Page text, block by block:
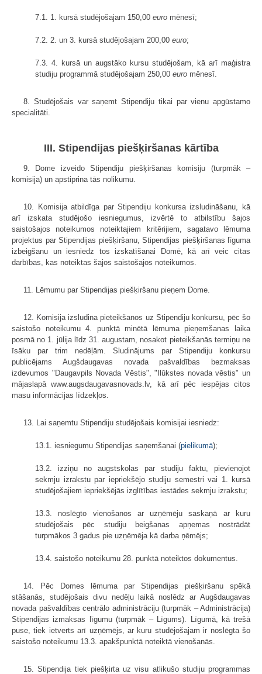
7.1. 1. kursā studējošajam 150,00 euro mēnesī;
7.2. 2. un 3. kursā studējošajam 200,00 euro;
7.3. 4. kursā un augstāko kursu studējošam, kā arī maģistra
studiju programmā studējošajam 250,00 euro mēnesī.
8. Studējošais var saņemt Stipendiju tikai par vienu apgūstamo
specialitāti.
III. Stipendijas piešķiršanas kārtība
9. Dome izveido Stipendiju piešķiršanas komisiju (turpmāk –
komisija) un apstiprina tās nolikumu.
10. Komisija atbildīga par Stipendiju konkursa izsludināšanu, kā
arī izskata studējošo iesniegumus, izvērtē to atbilstību šajos
saistošajos noteikumos noteiktajiem kritērijiem, sagatavo lēmuma
projektus par Stipendijas piešķiršanu, Stipendijas piešķiršanas līguma
izbeigšanu un iesniedz tos izskatīšanai Domē, kā arī veic citas
darbības, kas noteiktas šajos saistošajos noteikumos.
11. Lēmumu par Stipendijas piešķiršanu pieņem Dome.
12. Komisija izsludina pieteikšanos uz Stipendiju konkursu, pēc šo
saistošo noteikumu 4. punktā minētā lēmuma pieņemšanas laika
posmā no 1. jūlija līdz 31. augustam, nosakot pieteikšanās termiņu ne
īsāku par trim nedēļām. Sludinājums par Stipendiju konkursu
publicējams Augšdaugavas novada pašvaldības bezmaksas
izdevumos "Daugavpils Novada Vēstis", "Ilūkstes novada vēstis" un
mājaslapā www.augsdaugavasnovads.lv, kā arī pēc iespējas citos
masu informācijas līdzekļos.
13. Lai saņemtu Stipendiju studējošais komisijai iesniedz:
13.1. iesniegumu Stipendijas saņemšanai (pielikumā);
13.2. izziņu no augstskolas par studiju faktu, pievienojot
sekmju izrakstu par iepriekšējo studiju semestri vai 1. kursā
studējošajiem iepriekšējās izglītības iestādes sekmju izrakstu;
13.3. noslēgto vienošanos ar uzņēmēju saskaņā ar kuru
studējošais pēc studiju beigšanas apņemas nostrādāt
turpmākos 3 gadus pie uzņēmēja kā darba ņēmējs;
13.4. saistošo noteikumu 28. punktā noteiktos dokumentus.
14. Pēc Domes lēmuma par Stipendijas piešķiršanu spēkā
stāšanās, studējošais divu nedēļu laikā noslēdz ar Augšdaugavas
novada pašvaldības centrālo administrāciju (turpmāk – Administrācija)
Stipendijas izmaksas līgumu (turpmāk – Līgums). Līgumā, kā trešā
puse, tiek ietverts arī uzņēmējs, ar kuru studējošajam ir noslēgta šo
saistošo noteikumu 13.3. apakšpunktā noteiktā vienošanās.
15. Stipendija tiek piešķirta uz visu atlikušo studiju programmas